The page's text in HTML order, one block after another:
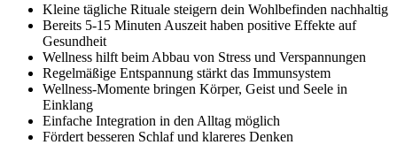
Kleine tägliche Rituale steigern dein Wohlbefinden nachhaltig
Bereits 5-15 Minuten Auszeit haben positive Effekte auf
Gesundheit
Wellness hilft beim Abbau von Stress und Verspannungen
Regelmäßige Entspannung stärkt das Immunsystem
Wellness-Momente bringen Körper, Geist und Seele in
Einklang
Einfache Integration in den Alltag möglich
Fördert besseren Schlaf und klareres Denken